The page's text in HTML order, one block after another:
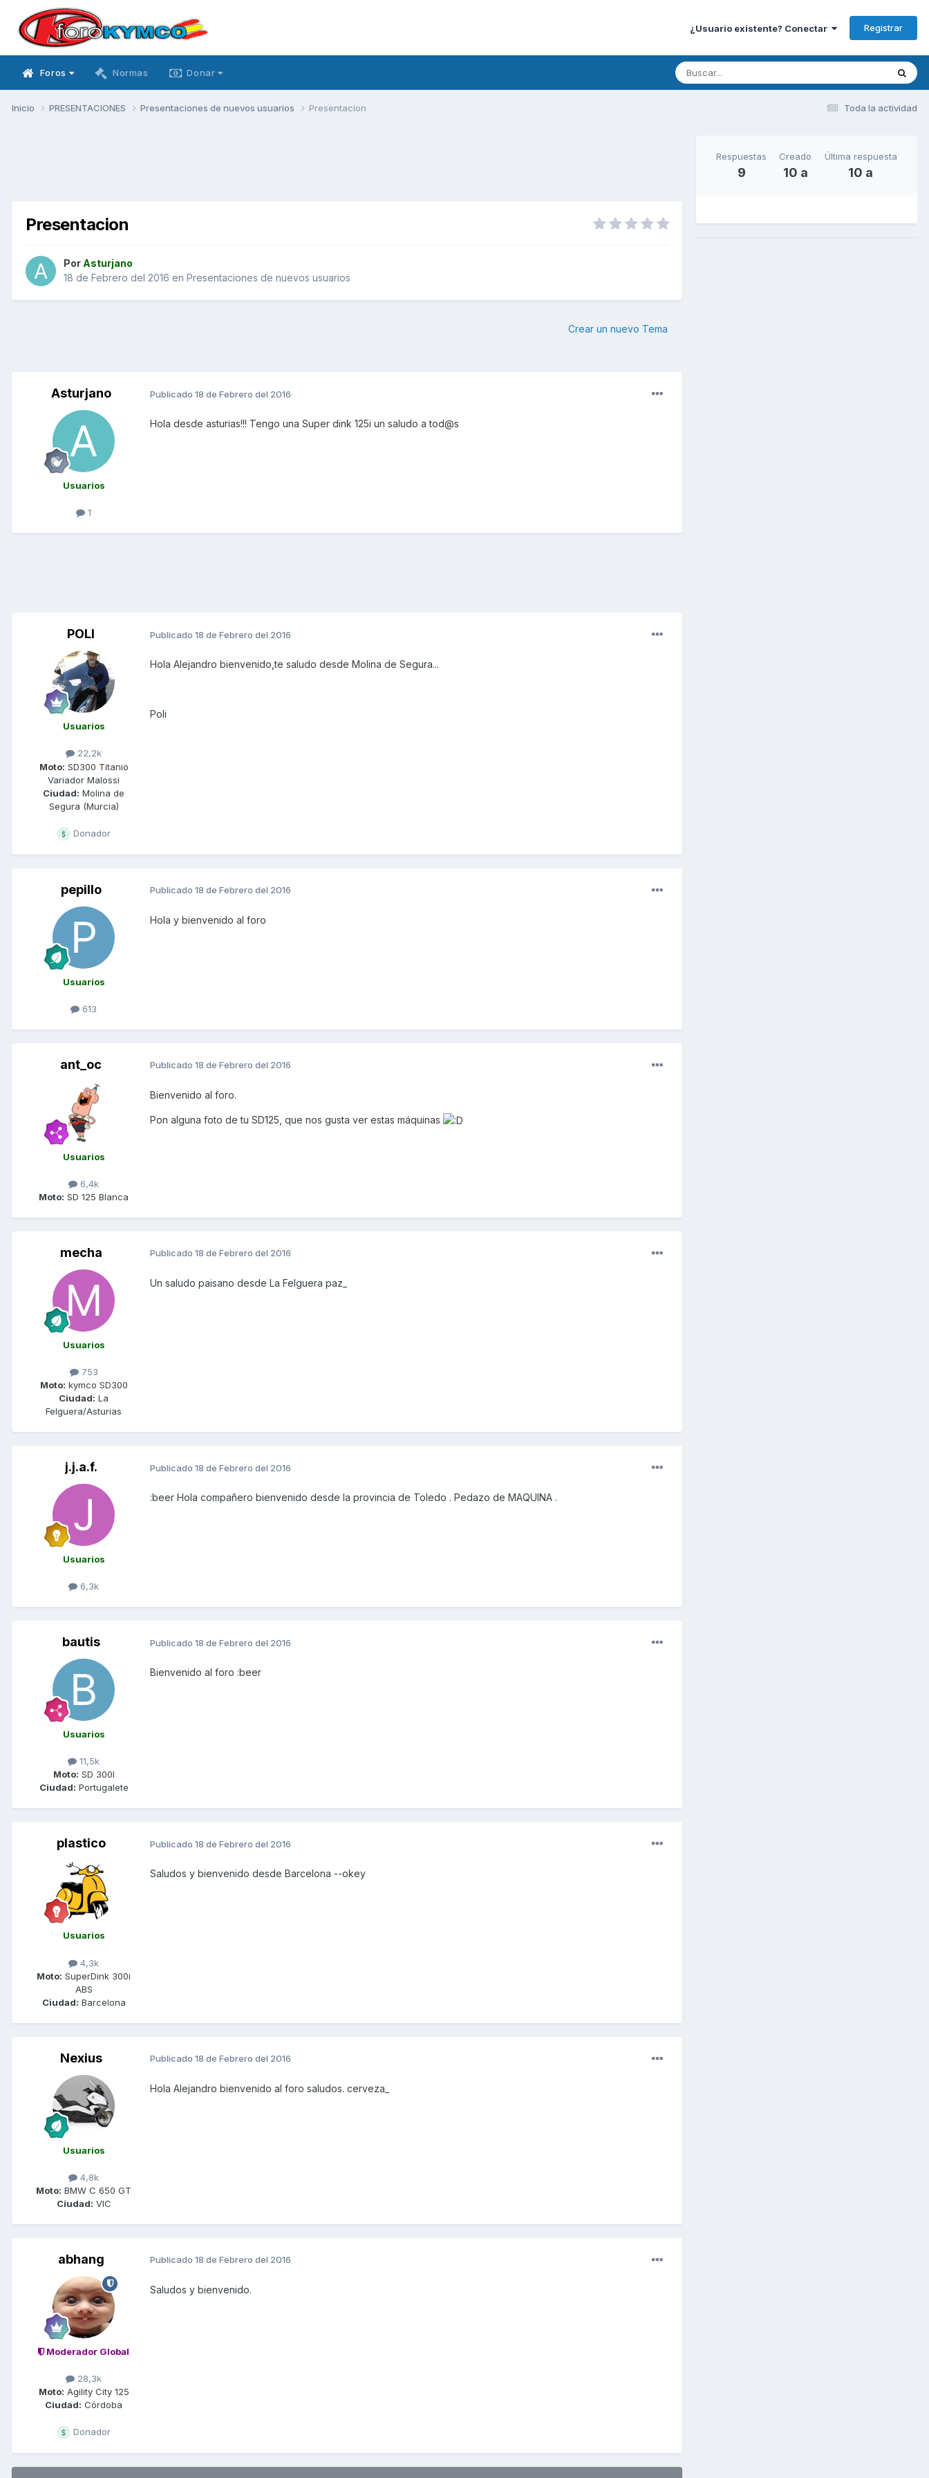
¿Usuario existente? Conectar Registrar
Foros Normas Donar
Toda la actividad
Inicio PRESENTACIONES Presentaciones de nuevos usuarios Presentacion
Presentacion
Por Asturjano
18 de Febrero del 2016 en Presentaciones de nuevos usuarios
Crear un nuevo Tema
Asturjano
Usuarios
1
Publicado 18 de Febrero del 2016
Hola desde asturias!!! Tengo una Super dink 125i un saludo a tod@s
POLI
Usuarios
22,2k
Moto: SD300 Titanio
Variador Malossi
Ciudad: Molina de
Segura (Murcia)
Donador
Publicado 18 de Febrero del 2016
Hola Alejandro bienvenido,te saludo desde Molina de Segura...
Poli
pepillo
Usuarios
613
Publicado 18 de Febrero del 2016
Hola y bienvenido al foro
ant_oc
Usuarios
6,4k
Moto: SD 125 Blanca
Publicado 18 de Febrero del 2016
Bienvenido al foro.
Pon alguna foto de tu SD125, que nos gusta ver estas máquinas
mecha
Usuarios
753
Moto: kymco SD300
Ciudad: La
Felguera/Asturias
Publicado 18 de Febrero del 2016
Un saludo paisano desde La Felguera paz_
j.j.a.f.
Usuarios
6,3k
Publicado 18 de Febrero del 2016
:beer Hola compañero bienvenido desde la provincia de Toledo . Pedazo de MAQUINA .
bautis
Usuarios
11,5k
Moto: SD 300I
Ciudad: Portugalete
Publicado 18 de Febrero del 2016
Bienvenido al foro :beer
plastico
Usuarios
4,3k
Moto: SuperDink 300i
ABS
Ciudad: Barcelona
Publicado 18 de Febrero del 2016
Saludos y bienvenido desde Barcelona --okey
Nexius
Usuarios
4,8k
Moto: BMW C 650 GT
Ciudad: VIC
Publicado 18 de Febrero del 2016
Hola Alejandro bienvenido al foro saludos. cerveza_
abhang
Moderador Global
28,3k
Moto: Agility City 125
Ciudad: Córdoba
Donador
Publicado 18 de Febrero del 2016
Saludos y bienvenido.
Respuestas
9
Creado
10 a
Última respuesta
10 a